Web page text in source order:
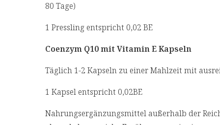
80 Tage)
1 Pressling entspricht 0,02 BE
Coenzym Q10 mit Vitamin E Kapseln
Täglich 1-2 Kapseln zu einer Mahlzeit mit
1 Kapsel entspricht 0,02BE
Nahrungsergänzungsmittel außerhalb der